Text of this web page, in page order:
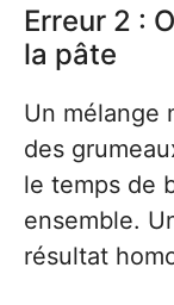
Erreur 2 :
la pâte
Un mélange
des
le temps de
ensemble.
résultat